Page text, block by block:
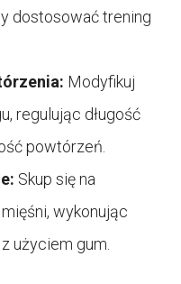
dostosować trening
Modyfikuj
regulując długość
powtórzeń.
Skup się na
wykonując
użyciem gum.